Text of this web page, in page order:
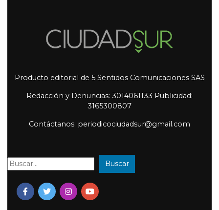
Producto editorial de 5 Sentidos Comunicaciones SAS
Redacción y Denuncias: 3014061133 Publicidad:
3165300807
Contáctanos: periodicociudadsur@gmail.com
Buscar: Buscar